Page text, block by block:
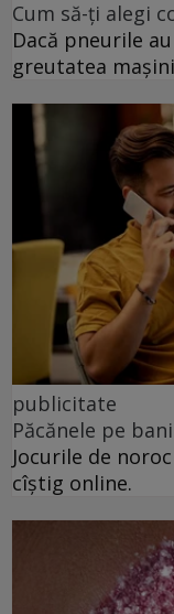
Cum să-ți alegi
Dacă pneurile
greutatea
publicitate
Păcănele pe
Jocurile de
cîștig online.